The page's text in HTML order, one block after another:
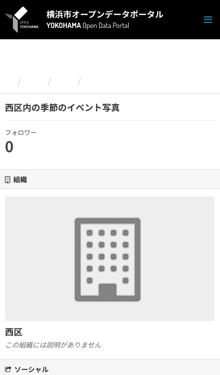
キ
西区内の季節のイベント写真
フォロワー
0
組織
西区
この組織には説明がありません
ソーシャル